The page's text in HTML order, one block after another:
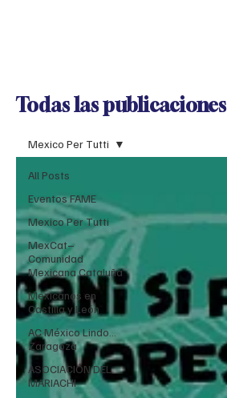
Todas las publicaciones
All Posts
Eventos FAME
Mexico Per Tutti
MexCat–
Comunidad
Mexicana Cataluña
Mexicanos en
Castilla y León
AC México Lindo...
Zaragoza
ASOCIACIÓN DEL
MARIACHI
Mexico Per Tutti